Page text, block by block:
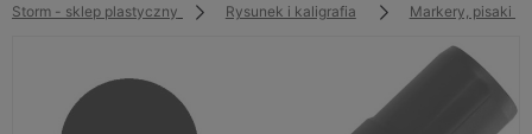
Storm - sklep plastyczny Rysunek i kaligrafia Markery, pisaki i